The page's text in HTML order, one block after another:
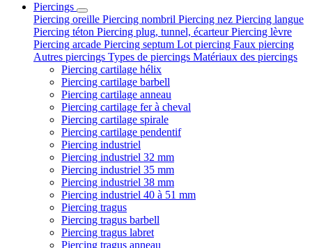
Piercings
Piercing oreille Piercing nombril Piercing nez Piercing langue
Piercing téton Piercing plug, tunnel, écarteurPiercing lèvre
Piercing arcade Piercing septum Lot piercing Faux piercing
Autres piercings Types de piercings Matériaux des piercings
Piercing cartilage hélix
Piercing cartilage barbell
Piercing cartilage anneau
Piercing cartilage fer à cheval
Piercing cartilage spirale
Piercing cartilage pendentif
Piercing industriel
Piercing industriel 32 mm
Piercing industriel 35 mm
Piercing industriel 38 mm
Piercing industriel 40 à 51 mm
Piercing tragus
Piercing tragus barbell
Piercing tragus labret
Piercing tragus anneau